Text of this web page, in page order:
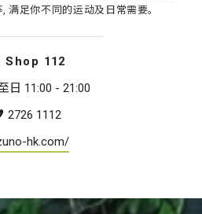
足你不同的运动及日常需要。
Shop 112
日 11:00 - 21:00
2726 1112
hk.com/